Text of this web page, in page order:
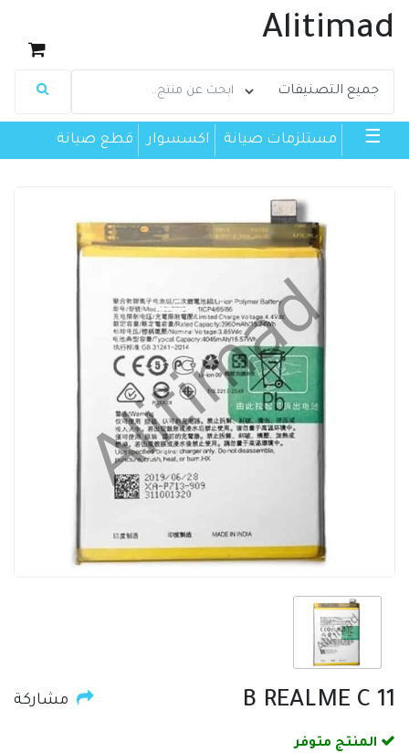
Alitimad
☰ مستلزمات صيانة اكسسوار قطع صيانة
B REALME C 11 مشاركة
المنتج متوفر